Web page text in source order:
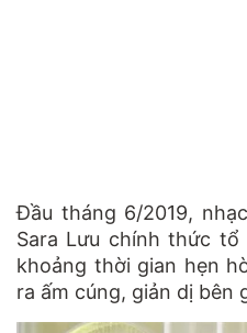
Đầu tháng 6/2019,
Sara Lưu chính thức
khoảng thời gian hẹn
ra ấm cúng, giản dị bên